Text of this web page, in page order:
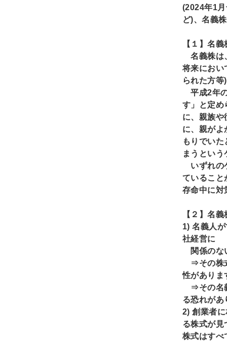
(2024年1
ど)、名義
【１】名
名義株は
将来におい
られた方等)
平成2年
す」と定め
に、親族や
に、親がよ
もりでい
まうとい
いずれの
ていること
存命中に対
【２】名
1)名義人
社経営に
関係のな
⇒その株
性がありま
⇒その名
る恐れがあ
2)創業者
る株式が
株式はすべ